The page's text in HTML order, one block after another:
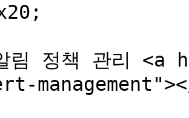
정책 관리 <a